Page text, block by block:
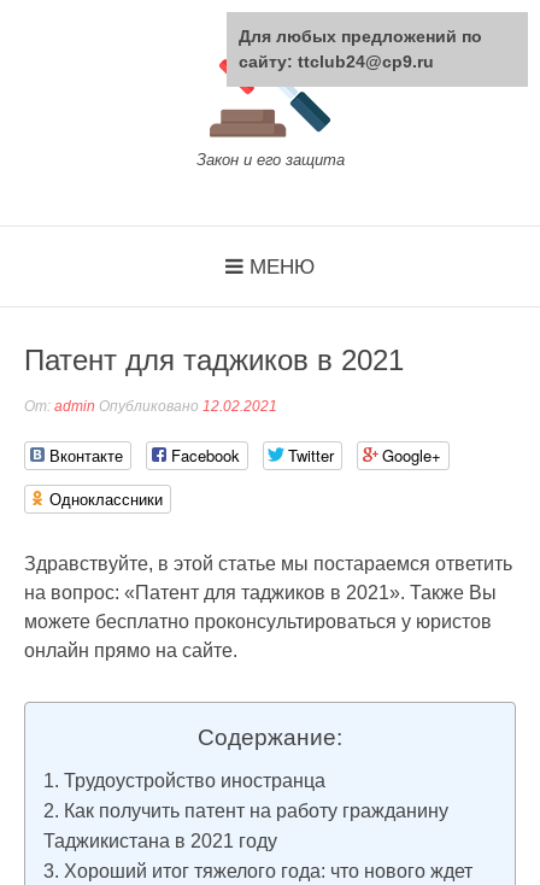
Закон и его защита
МЕНЮ
Патент для таджиков в 2021
От: admin Опубликовано 12.02.2021
Вконтакте Facebook Twitter
Google+
Одноклассники
Здравствуйте, в этой статье мы постараемся ответить
на вопрос: «Патент для таджиков в 2021». Также Вы
можете бесплатно проконсультироваться у юристов
онлайн прямо на сайте.
Содержание:
Трудоустройство иностранца
Как получить патент на работу гражданину
Таджикистана в 2021 году
Хороший итог тяжелого года: что нового ждет
Для любых предложений по
сайту: ttclub24@cp9.ru